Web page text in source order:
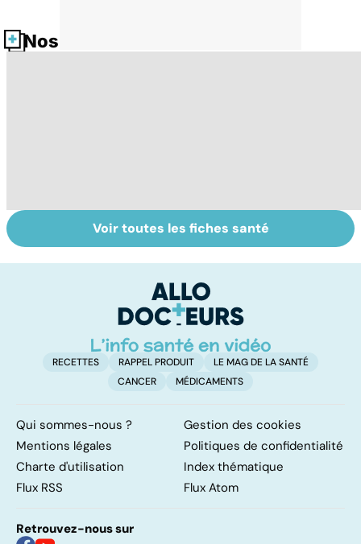
Nos fiches santé
La tuberculose
pulmonaire
Accro au sucre ?
Voir toutes les fiches santé
RECETTES RAPPEL PRODUIT
LE MAG DE LA SANTÉ
CANCER
MÉDICAMENTS
Qui sommes-nous ?
Gestion des cookies
Mentions légales
Politiques de confidentialité
Charte d'utilisation
Index thématique
Flux RSS
Flux Atom
Retrouvez-nous sur